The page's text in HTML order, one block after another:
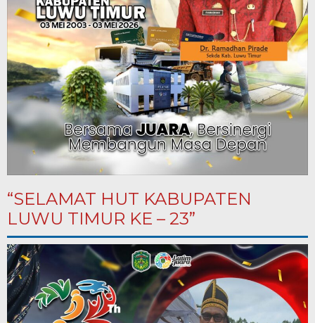
“SELAMAT HUT KABUPATEN
LUWU TIMUR KE – 23”